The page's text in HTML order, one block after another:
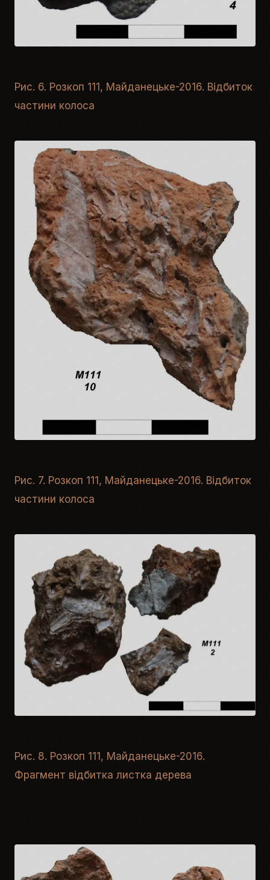
Рис. 6. Розкоп 111, Майданецьке-2016. Відбиток
частини колоса
Рис. 7. Розкоп 111, Майданецьке-2016. Відбиток
частини колоса
Рис. 8. Розкоп 111, Майданецьке-2016.
Фрагмент відбитка листка дерева